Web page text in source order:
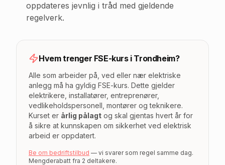
oppdateres jevnlig i tråd med gjeldende
regelverk.
Hvem trenger FSE-kurs i Trondheim?
Alle som arbeider på, ved eller nær elektriske
anlegg må ha gyldig FSE-kurs. Dette gjelder
elektrikere, installatører, entreprenører,
vedlikeholdspersonell, montører og teknikere.
Kurset er årlig pålagt og skal gjentas hvert år for
å sikre at kunnskapen om sikkerhet ved elektrisk
arbeid er oppdatert.
Be om bedriftstilbud — vi svarer som regel samme dag.
Mengderabatt fra 2 deltakere.